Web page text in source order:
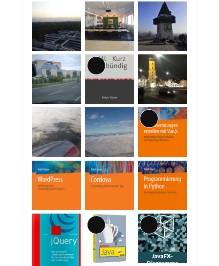
Lange
Beschreibung
Lange
Beschreibung
Lange
Beschreibung
Lange
Beschreibung